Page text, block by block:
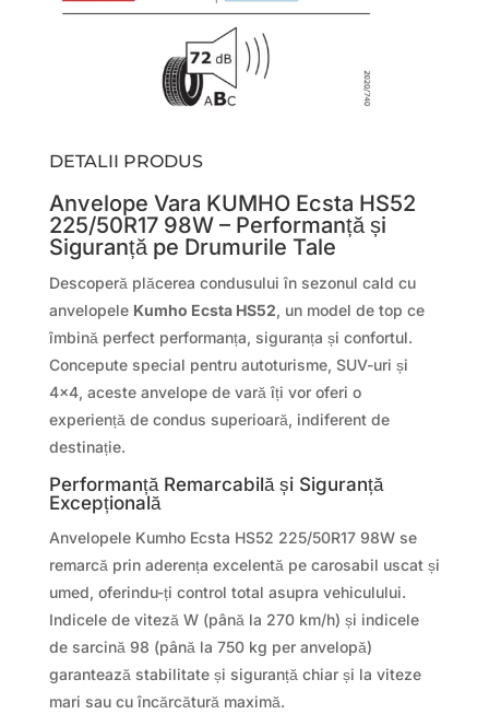
DETALII PRODUS
Anvelope Vara KUMHO Ecsta HS52
225/50R17 98W – Performanță și
Siguranță pe Drumurile Tale
Descoperă plăcerea condusului în sezonul cald cu
anvelopele Kumho Ecsta HS52, un model de top ce
îmbină perfect performanța, siguranța și confortul.
Concepute special pentru autoturisme, SUV-uri și
4×4, aceste anvelope de vară îți vor oferi o
experiență de condus superioară, indiferent de
destinație.
Performanță Remarcabilă și Siguranță
Excepțională
Anvelopele Kumho Ecsta HS52 225/50R17 98W se
remarcă prin aderența excelentă pe carosabil uscat și
umed, oferindu-ți control total asupra vehiculului.
Indicele de viteză W (până la 270 km/h) și indicele
de sarcină 98 (până la 750 kg per anvelopă)
garantează stabilitate și siguranță chiar și la viteze
mari sau cu încărcătură maximă.